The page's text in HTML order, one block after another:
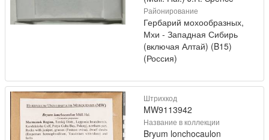
Районирование
Гербарий мохообразных,
Мхи - Западная Сибирь
(включая Алтай) (B15)
(Россия)
Штрихкод
MW9113942
Название в коллекции
Bryum lonchocaulon